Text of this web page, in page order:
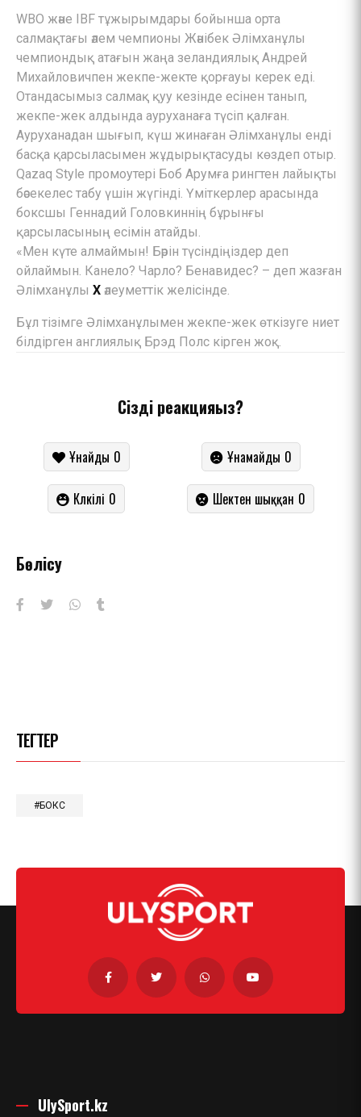
WBO және IBF тұжырымдары бойынша орта
салмақтағы әлем чемпионы Жәнібек Әлімханұлы
чемпиондық атағын жаңа зеландиялық Андрей
Михайловичпен жекпе-жекте қорғауы керек еді.
Отандасымыз салмақ қуу кезінде есінен танып,
жекпе-жек алдында ауруханаға түсіп қалған.
Ауруханадан шығып, күш жинаған Әлімханұлы енді
басқа қарсыласымен жұдырықтасуды көздеп отыр.
Qazaq Style промоутері Боб Арумға рингтен лайықты
бәсекелес табу үшін жүгінді. Үміткерлер арасында
боксшы Геннадий Головкиннің бұрынғы
қарсыласының есімін атайды.
«Мен күте алмаймын! Бәрін түсіндіңіздер деп
ойлаймын. Канело? Чарло? Бенавидес? – деп жазған
Әлімханұлы Х әлеуметтік желісінде.
Бұл тізімге Әлімханұлымен жекпе-жек өткізуге ниет
білдірген англиялық Брэд Полс кірген жоқ.
Сіздің реакцияңыз?
Ұнайды 0 Ұнамайды 0
Күлкілі 0 Шектен шыққан 0
Бөлісу
ТЕГТЕР
#БОКС
UlySport.kz